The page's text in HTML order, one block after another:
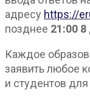
адресу https://
позднее 21:00 8
Каждое
заявить любое
и студентов